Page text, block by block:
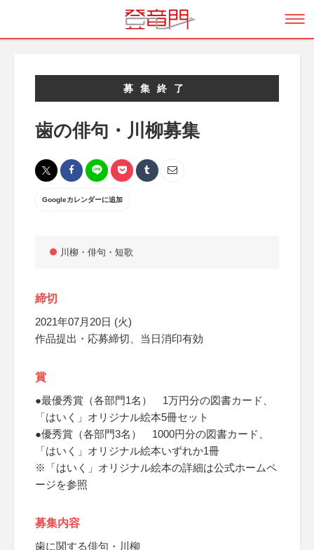
募集終了
歯の俳句・川柳募集
Googleカレンダーに追加
川柳・俳句・短歌
締切
2021年07月20日 (火)
作品提出・応募締切、当日消印有効
賞
●最優秀賞（各部門1名） 1万円分の図書カード、
「はいく」オリジナル絵本5冊セット
●優秀賞（各部門3名） 1000円分の図書カード、
「はいく」オリジナル絵本いずれか1冊
※「はいく」オリジナル絵本の詳細は公式ホームペ
ージを参照
募集内容
歯に関する俳句・川柳